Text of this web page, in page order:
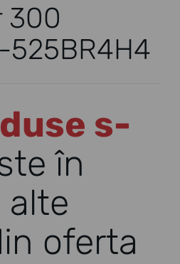
300
525BR4H4
s-
în
alte
oferta